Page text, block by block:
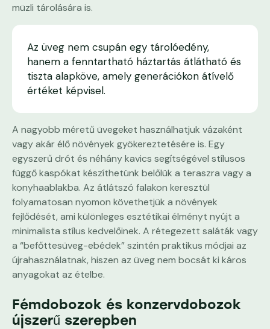
müzli tárolására is.
Az üveg nem csupán egy tárolóedény,
hanem a fenntartható háztartás átlátható és
tiszta alapköve, amely generációkon átívelő
értéket képvisel.
A nagyobb méretű üvegeket használhatjuk vázaként
vagy akár élő növények gyökereztetésére is. Egy
egyszerű drót és néhány kavics segítségével stílusos
függő kaspókat készíthetünk belőlük a teraszra vagy a
konyhaablakba. Az átlátszó falakon keresztül
folyamatosan nyomon követhetjük a növények
fejlődését, ami különleges esztétikai élményt nyújt a
minimalista stílus kedvelőinek. A rétegezett saláták vagy
a “befőttesüveg-ebédek” szintén praktikus módjai az
újrahasználatnak, hiszen az üveg nem bocsát ki káros
anyagokat az ételbe.
Fémdobozok és konzervdobozok
újszerű szerepben